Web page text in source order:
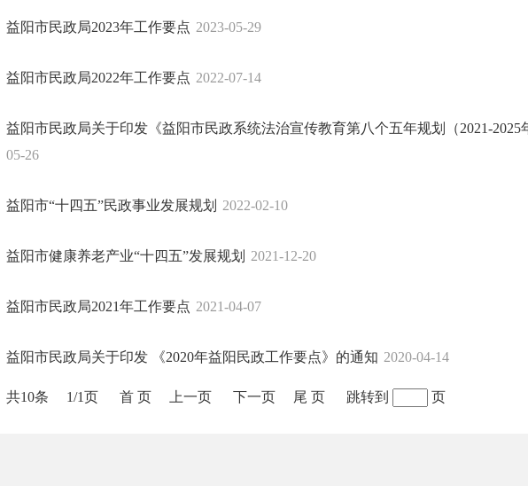
益阳市民政局2023年工作要点 2023-05-29
益阳市民政局2022年工作要点 2022-07-14
益阳市民政局关于印发《益阳市民政系统法治宣传教育第八个五年规划（2021-2025
05-26
益阳市“十四五”民政事业发展规划 2022-02-10
益阳市健康养老产业“十四五”发展规划 2021-12-20
益阳市民政局2021年工作要点 2021-04-07
益阳市民政局关于印发 《2020年益阳民政工作要点》的通知 2020-04-14
共10条 1/1页 首 页 上一页 下一页 尾 页 跳转到 页